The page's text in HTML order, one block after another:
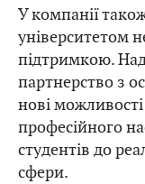
У компанії
університетом
підтримкою.
партнерство з
нові
професійного
студентів до
сфери.